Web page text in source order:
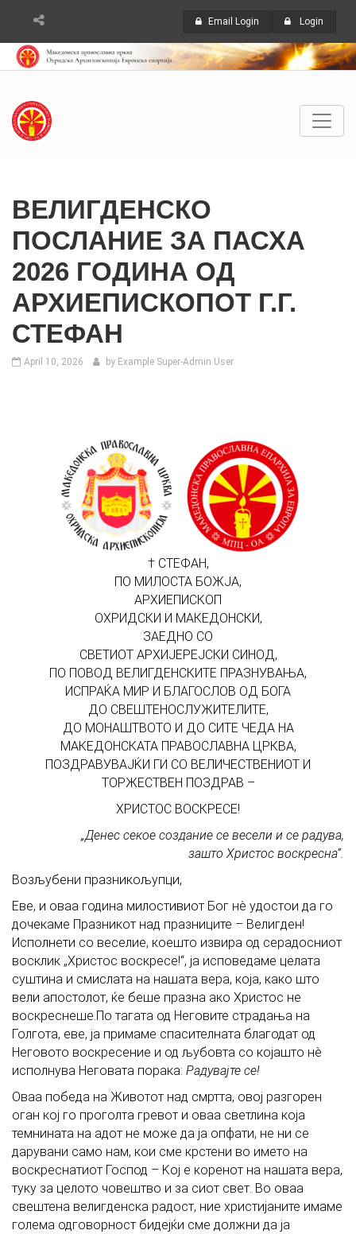
Email Login Login
ВЕЛИГДЕНСКО
ПОСЛАНИЕ ЗА ПАСХА
2026 ГОДИНА ОД
АРХИЕПИСКОПОТ Г.Г.
СТЕФАН
April 10, 2026 by Example Super-Admin User
† СТЕФАН,
ПО МИЛОСТА БОЖЈА,
АРХИЕПИСКОП
ОХРИДСКИ И МАКЕДОНСКИ,
ЗАЕДНО СО
СВЕТИОТ АРХИЈЕРЕЈСКИ СИНОД,
ПО ПОВОД ВЕЛИГДЕНСКИТЕ ПРАЗНУВАЊА,
ИСПРАЌА МИР И БЛАГОСЛОВ ОД БОГА
ДО СВЕШТЕНОСЛУЖИТЕЛИТЕ,
ДО МОНАШТВОТО И ДО СИТЕ ЧЕДА НА
МАКЕДОНСКАТА ПРАВОСЛАВНА ЦРКВА,
ПОЗДРАВУВАЈЌИ ГИ СО ВЕЛИЧЕСТВЕНИОТ И
ТОРЖЕСТВЕН ПОЗДРАВ –
ХРИСТОС ВОСКРЕСЕ!
„Денес секое создание се весели и се радува,
зашто Христос воскресна“.
Возљубени празникољупци,
Еве, и оваа година милостивиот Бог нè удостои да го
дочекаме Празникот над празниците – Велигден!
Исполнети со веселие, коешто извира од серадосниот
восклик „Христос воскресе!“, ја исповедаме целата
суштина и смислата на нашата вера, која, како што
вели апостолот, ќе беше празна ако Христос не
воскреснеше.По тагата од Неговите страдања на
Голгота, еве, ја примаме спасителната благодат од
Неговото воскресение и од љубовта со којашто нè
исполнува Неговата порака: Радувајте се!
Оваа победа на Животот над смртта, овој разгорен
оган кој го проголта гревот и оваа светлина која
темнината на адот не може да ја опфати, не ни се
дарувани само нам, кои сме крстени во името на
воскреснатиот Господ – Koj e коренот на нашата вера,
туку за целото човештво и за сиот свет. Во оваа
свештена велигденска радост, ние христијаните имаме
голема одговорност бидејќи сме должни да ја